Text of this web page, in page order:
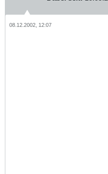
08.12.2002, 12:07